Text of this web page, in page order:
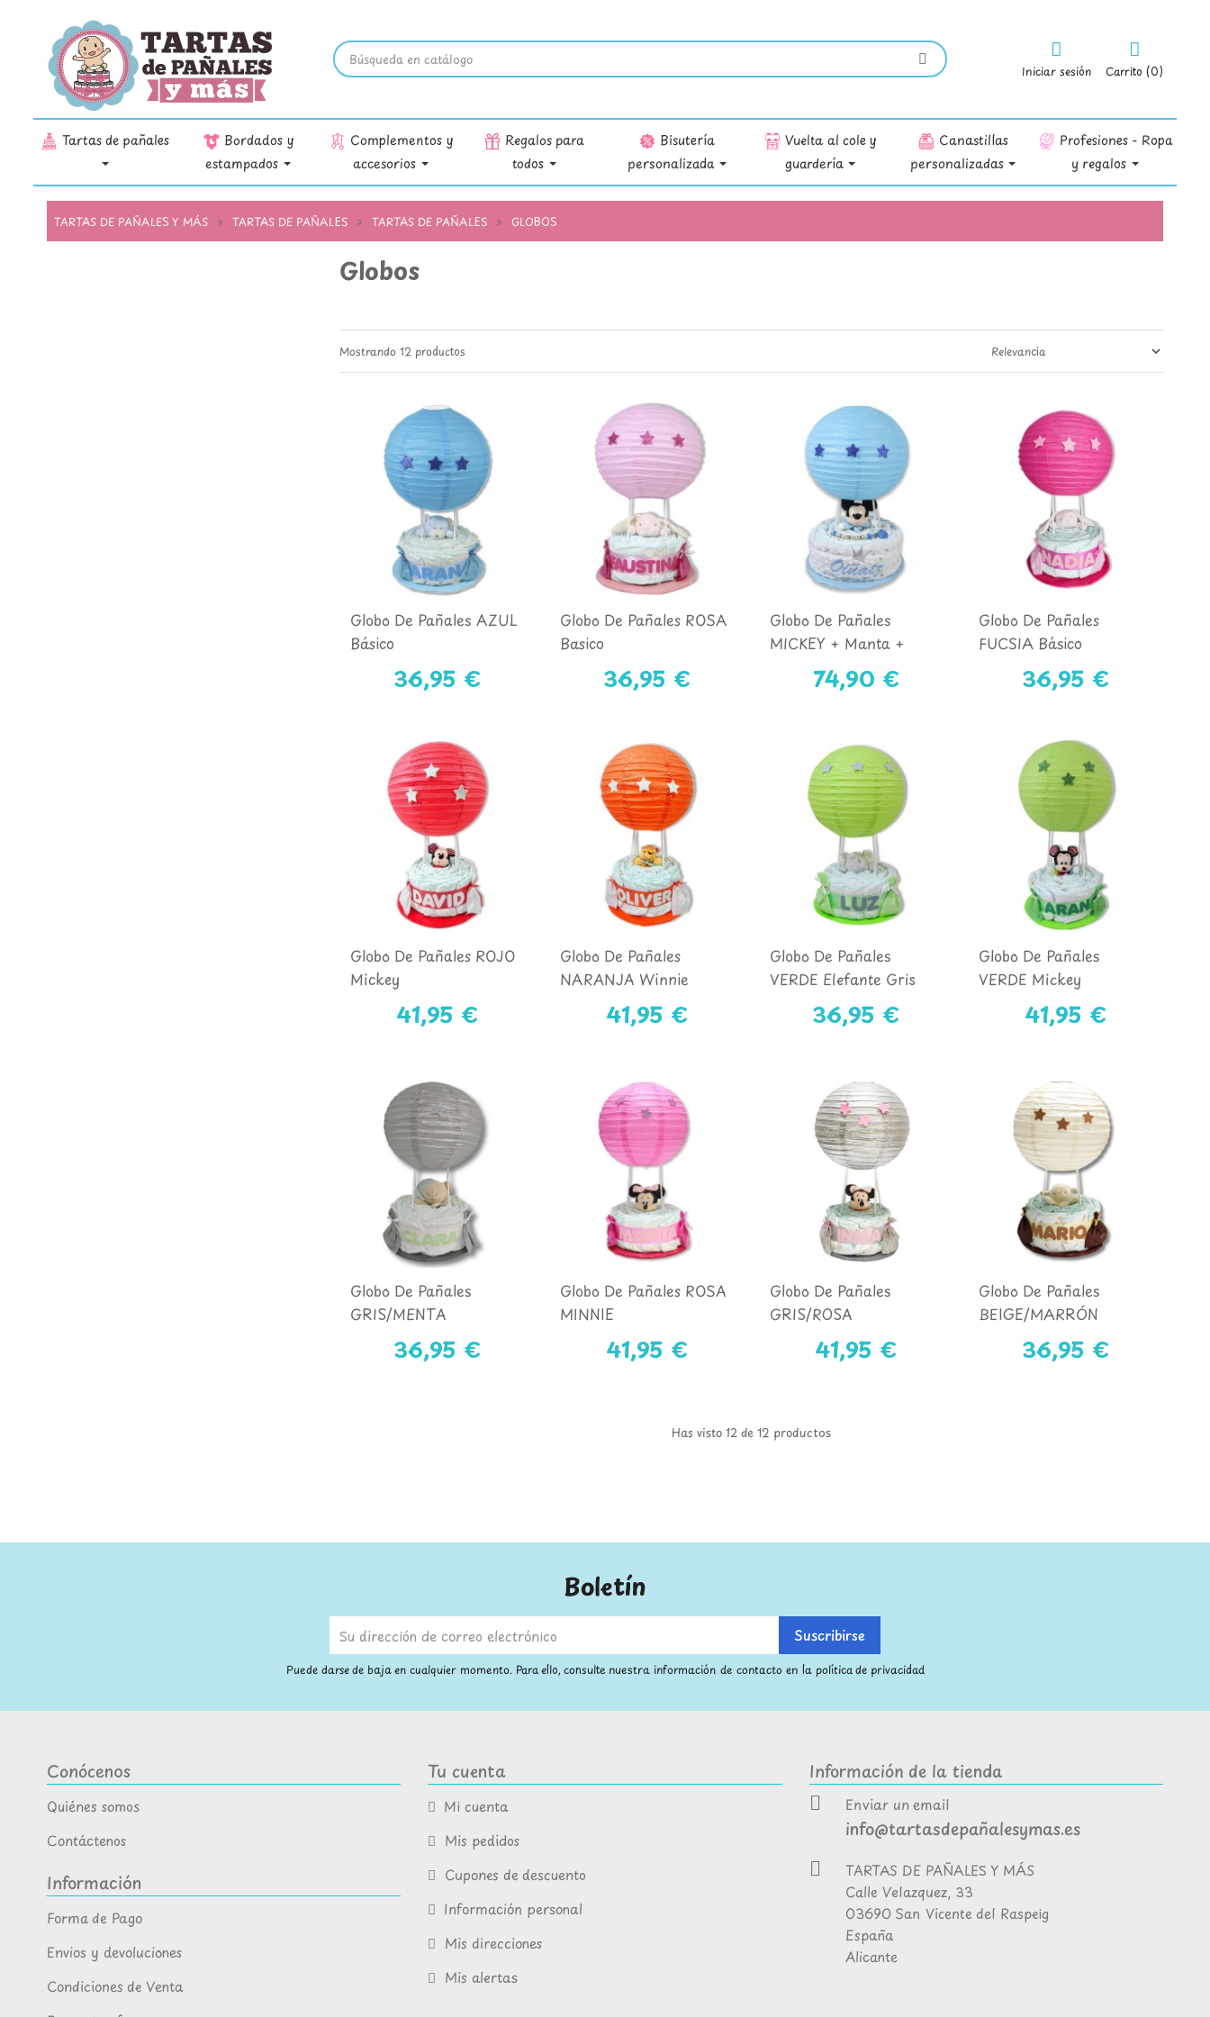
Iniciar sesión Carrito (0)
Tartas de pañales
Bordados y
estampados
Complementos y
accesorios
Regalos para
todos
Bisutería
personalizada
Vuelta al cole y
guardería
Canastillas
personalizadas
Profesiones - Ropa
y regalos
TARTAS DE PAÑALES Y MÁS TARTAS DE PAÑALES TARTAS DE PAÑALES GLOBOS
Globos
Mostrando 12 productos
Globo De Pañales AZUL
Básico
36,95 €
Globo De Pañales ROSA
Basico
36,95 €
Globo De Pañales
MICKEY + Manta +
Sujetachupetes
74,90 €
Globo De Pañales
FUCSIA Básico
36,95 €
Globo De Pañales ROJO
Mickey
41,95 €
Globo De Pañales
NARANJA Winnie
41,95 €
Globo De Pañales
VERDE Elefante Gris
36,95 €
Globo De Pañales
VERDE Mickey
41,95 €
Globo De Pañales
GRIS/MENTA
36,95 €
Globo De Pañales ROSA
MINNIE
41,95 €
Globo De Pañales
GRIS/ROSA
41,95 €
Globo De Pañales
BEIGE/MARRÓN
36,95 €
Has visto 12 de 12 productos
Boletín
Puede darse de baja en cualquier momento. Para ello, consulte nuestra información de contacto en la política de privacidad
Conócenos
Quiénes somos
Contáctenos
Información
Forma de Pago
Envios y devoluciones
Condiciones de Venta
Tu cuenta
Mi cuenta
Mis pedidos
Cupones de descuento
Información personal
Mis direcciones
Mis alertas
Información de la tienda
Enviar un email
info@tartasdepañalesymas.es
TARTAS DE PAÑALES Y MÁS
Calle Velazquez, 33
03690 San Vicente del Raspeig
España
Alicante